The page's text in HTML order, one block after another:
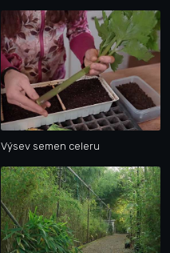
Výsev semen celeru